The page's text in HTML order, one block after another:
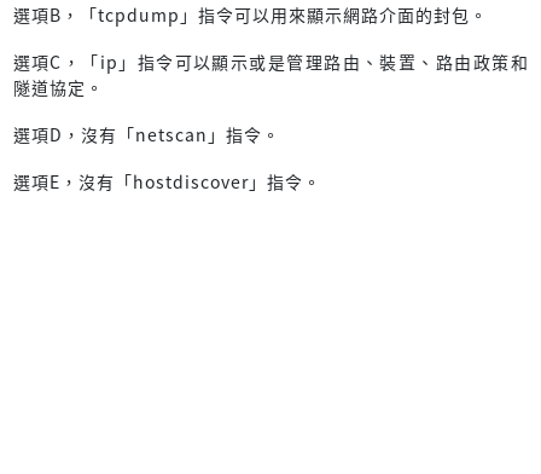
選項B，「tcpdump」指令可以用來顯示網路介面的封包。
選項C，「ip」指令可以顯示或是管理路由、裝置、路由政策和
隧道協定。
選項D，沒有「netscan」指令。
選項E，沒有「hostdiscover」指令。